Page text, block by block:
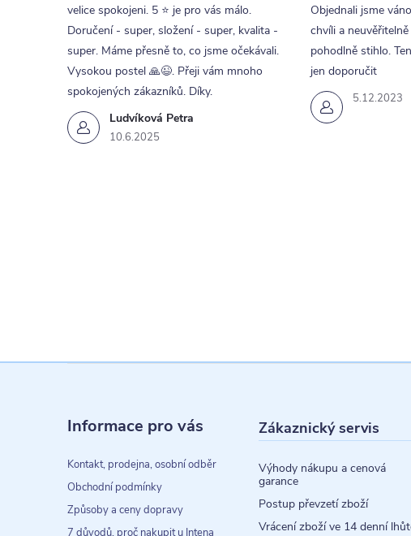
Ludvíková Petra
10.6.2025
velice spokojeni. 5 ⭐ je pro vás málo.
Doručení - super, složení - super, kvalita -
super. Máme přesně to, co jsme očekávali.
Vysokou postel 🙏😉. Přeji vám mnoho
spokojených zákazníků. Díky.
5.12.2023
Objednali jsme
chvíli a
pohodlně stihlo.
jen doporučit
Informace pro vás
Kontakt, prodejna, osobní odběr
Obchodní podmínky
Způsoby a ceny dopravy
7 důvodů, proč nakupit u Intena
Zákaznický servis
Výhody nákupu a cenová
garance
Postup převzetí zboží
Vrácení zboží ve 14 denní